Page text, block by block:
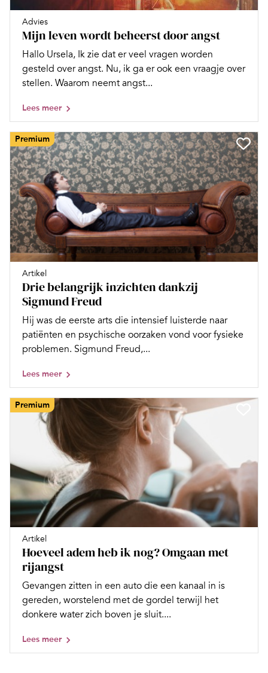
Advies
Mijn leven wordt beheerst door angst
Hallo Ursela, Ik zie dat er veel vragen worden
gesteld over angst. Nu, ik ga er ook een vraagje over
stellen. Waarom neemt angst...
Lees meer
Premium
Artikel
Drie belangrijk inzichten dankzij
Sigmund Freud
Hij was de eerste arts die intensief luisterde naar
patiënten en psychische oorzaken vond voor fysieke
problemen. Sigmund Freud,...
Lees meer
Premium
Artikel
Hoeveel adem heb ik nog? Omgaan met
rijangst
Gevangen zitten in een auto die een kanaal in is
gereden, worstelend met de gordel terwijl het
donkere water zich boven je sluit....
Lees meer